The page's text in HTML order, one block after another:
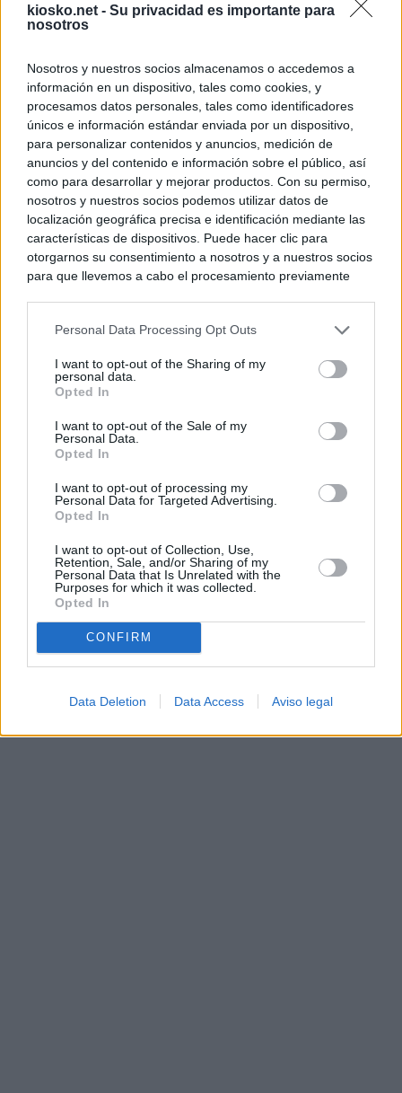
kiosko.net - Su privacidad es importante para
nosotros
Nosotros y nuestros socios almacenamos o accedemos a
información en un dispositivo, tales como cookies, y
procesamos datos personales, tales como identificadores
únicos e información estándar enviada por un dispositivo,
para personalizar contenidos y anuncios, medición de
anuncios y del contenido e información sobre el público, así
como para desarrollar y mejorar productos. Con su permiso,
nosotros y nuestros socios podemos utilizar datos de
localización geográfica precisa e identificación mediante las
características de dispositivos. Puede hacer clic para
otorgarnos su consentimiento a nosotros y a nuestros socios
para que llevemos a cabo el procesamiento previamente
negar su consentimiento. Tenga en cuenta que algún
de su consentimiento, pero usted tiene el derecho de
rechazar tal procesamiento. Sus preferencias se aplicarán
cualquier momento entrando de nuevo en este sitio web o
visitando nuestra política de privacidad.
Personal Data Processing Opt Outs
I want to opt-out of the Sharing of my
personal data.
Opted In
I want to opt-out of the Sale of my
Personal Data.
Opted In
I want to opt-out of processing my
Personal Data for Targeted Advertising.
Opted In
I want to opt-out of Collection, Use,
Retention, Sale, and/or Sharing of my
Personal Data that Is Unrelated with the
Purposes for which it was collected.
Opted In
CONFIRM
Data Deletion Data Access Aviso legal